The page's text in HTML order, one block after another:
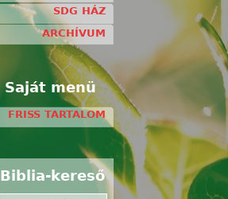
SDG HÁZ
ARCHÍVUM
Saját menü
FRISS TARTALOM
Biblia-kereső